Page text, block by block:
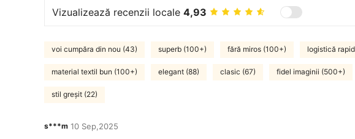
Vizualizează recenzii locale 4,93
voi cumpăra din nou (43) superb (100+) fără miros (100+) logistică
material textil bun (100+) elegant (88) clasic (67) fidel imaginii (500+)
stil greșit (22)
s***m 10 Sep,2025